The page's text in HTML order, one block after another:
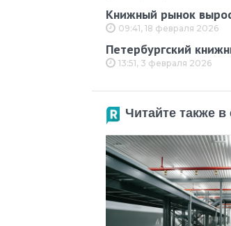
Книжный рынок
09:41, 18 февраля 2026
Петербургский
13:51, 3 февраля 2026
Читайте также в